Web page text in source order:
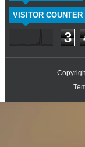
VISITOR COUNTER
3